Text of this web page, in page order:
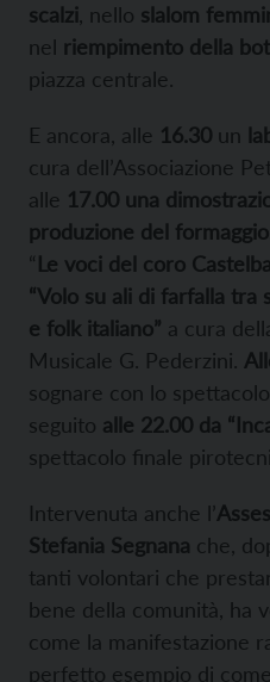
scalzi , nello slalom
nel riempimento della
piazza centrale.
E ancora, alle 16.30 un
cura dell’Associazione
alle 17.00 una
produzione del formaggio
“Le voci del coro
“Volo su ali di farfalla tra
e folk italiano” a cura
Musicale G. Pederzini.
sognare con lo spettacolo
seguito alle 22.00 da
spettacolo finale
Intervenuta anche l’
Stefania Segnana che,
tanti volontari che
bene della comunità, ha
come la manifestazione
perfetto esempio di